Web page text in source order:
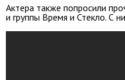
Актера также попросили
и группы Время и Стекло. С